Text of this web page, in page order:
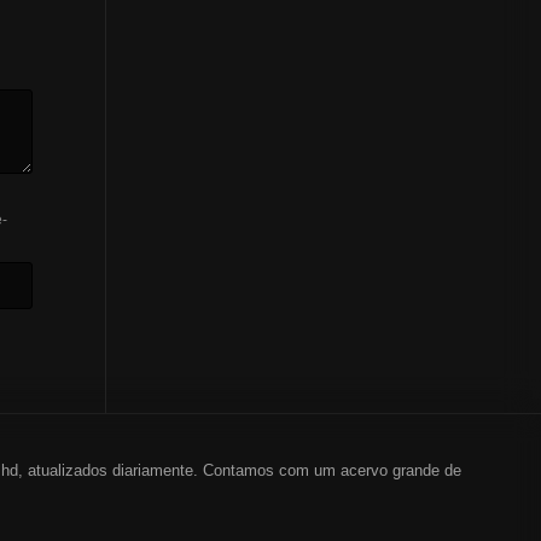
atualizados diariamente. Contamos com um acervo grande de